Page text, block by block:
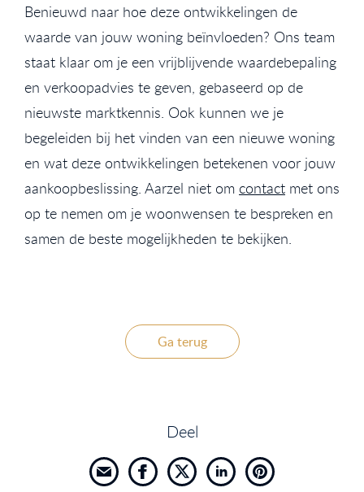
Benieuwd naar hoe deze ontwikkelingen de
waarde van jouw woning beïnvloeden? Ons team
staat klaar om je een vrijblijvende waardebepaling
en verkoopadvies te geven, gebaseerd op de
nieuwste marktkennis. Ook kunnen we je
begeleiden bij het vinden van een nieuwe woning
en wat deze ontwikkelingen betekenen voor jouw
aankoopbeslissing. Aarzel niet om contact met ons
op te nemen om je woonwensen te bespreken en
samen de beste mogelijkheden te bekijken.
Ga terug
Deel